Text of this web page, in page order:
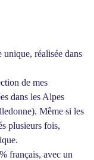
réalisée dans
de mes
dans les Alpes
Même si les
plusieurs fois,
français, avec un